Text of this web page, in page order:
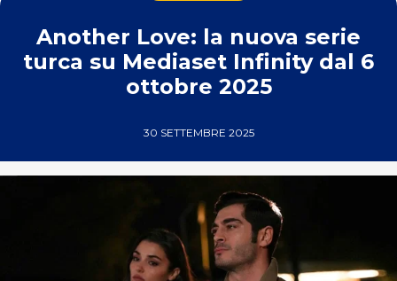
Another Love: la nuova serie
turca su Mediaset Infinity dal 6
ottobre 2025
30 SETTEMBRE 2025